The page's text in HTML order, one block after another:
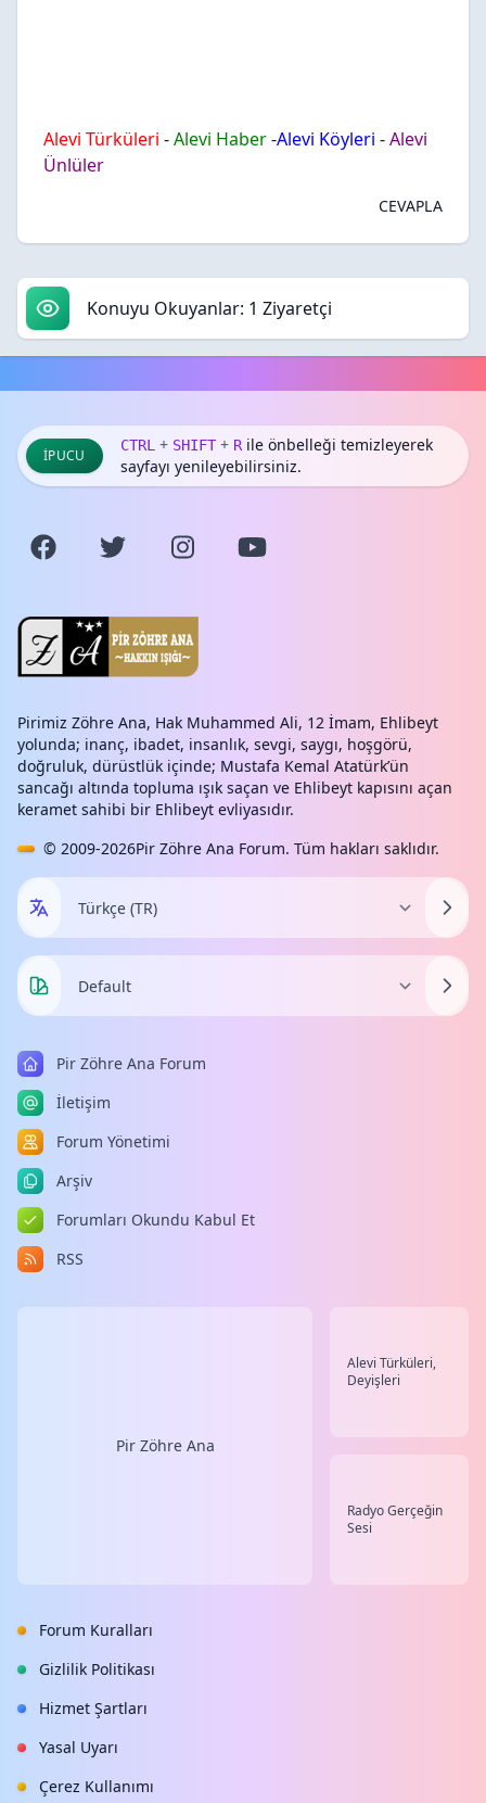
Alevi Türküleri -Alevi Haber-Alevi Köyleri -Alevi
Ünlüler
CEVAPLA
Konuyu Okuyanlar: 1 Ziyaretçi
İPUCU
CTRL + SHIFT + Rile önbelleği temizleyerek
sayfayı yenileyebilirsiniz.
Pirimiz Zöhre Ana, Hak Muhammed Ali, 12 İmam, Ehlibeyt
yolunda; inanç, ibadet, insanlık, sevgi, saygı, hoşgörü,
doğruluk, dürüstlük içinde; Mustafa Kemal Atatürk’ün
sancağı altında topluma ışık saçan ve Ehlibeyt kapısını açan
keramet sahibi bir Ehlibeyt evliyasıdır.
© 2009-2026Pir Zöhre Ana Forum. Tüm hakları saklıdır.
Pir Zöhre Ana Forum
İletişim
Forum Yönetimi
Arşiv
Forumları Okundu Kabul Et
RSS
Pir Zöhre Ana
Alevi Türküleri,
Deyişleri
Radyo Gerçeğin
Sesi
Forum Kuralları
Gizlilik Politikası
Hizmet Şartları
Yasal Uyarı
Çerez Kullanımı